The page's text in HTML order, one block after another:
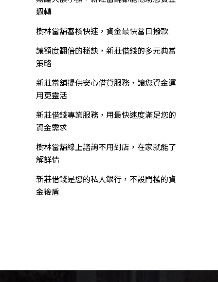
週轉
樹林當舖審核快速，資金最快當日撥款
讓額度翻倍的秘訣，新莊借錢的多元典當
策略
新莊當舖提供安心借貸服務，讓您資金運
用更靈活
新莊借錢專業服務，用最快速度滿足您的
資金需求
樹林當舖線上諮詢不用到店，在家就能了
解詳情
新莊借錢是您的私人銀行，不設門檻的資
金後盾